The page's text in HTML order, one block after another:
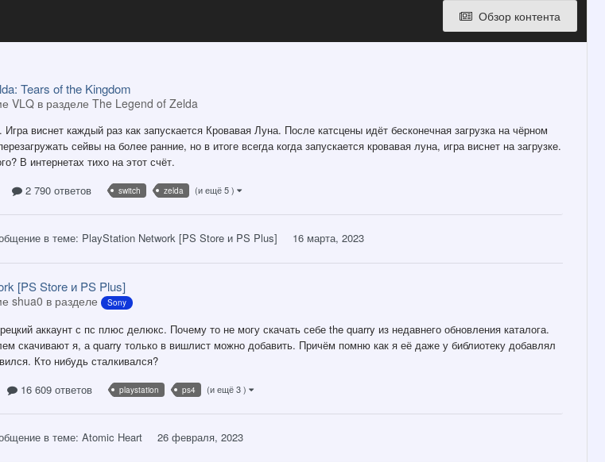
Обзор контента
Tears of the Kingdom
VLQ в разделе The Legend of Zelda
Игра виснет каждый раз как запускается Кровавая Луна. После катсцены идёт бесконечная загрузка на чёрном
сейвы на более ранние, но в итоге всегда когда запускается кровавая луна, игра виснет на загрузке.
В интернетах тихо на этот счёт.
2 790 ответов switch zelda (и ещё 5 )
в теме: PlayStation Network [PS Store и PS Plus] 16 марта, 2023
[PS Store и PS Plus]
shua0 в разделе Sony
аккаунт с пс плюс делюкс. Почему то не могу скачать себе the quarry из недавнего обновления каталога.
скачивают я, а quarry только в вишлист можно добавить. Причём помню как я её даже у библиотеку добавлял
Кто нибудь сталкивался?
16 609 ответов playstation ps4 (и ещё 3 )
в теме: Atomic Heart 26 февраля, 2023